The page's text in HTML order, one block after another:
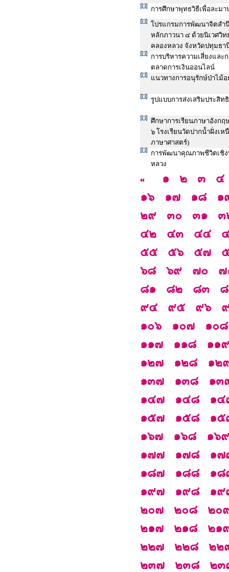
การศึกษาพุทธวิธีเพื่อละม
โปรแกรมการพัฒนาจิตสำ
หลักภาวนา ๔ ด้วยนิเวศวิ
คลองหลวง จังหวัดปทุมธ
การบริหารความเสี่ยงแล
ตลาดการเงินออนไลน์
แนวทางการอนุรักษ์ป่าไม้
รูปแบบการส่งเสริมประสิท
ศึกษาการเรียนภาษาอังก
๖ โรงเรียนวัดปากน้ำฝั่งเ
ภาษาศาสตร์)
การพัฒนาคุณภาพชีวิตเชิ
หลวง
๑ ๒ ๓
๔
๑๖
๑๗ ๑๘
๑
๒๙
๓๐ ๓๑
๓
๔๒
๔๓ ๔๔
๕๕
๕๖ ๕๗
๖๘
๖๙ ๗๐
๗
๘๑
๘๒ ๘๓
๙๔
๙๕ ๙๖
๑๐๖
๑๐๗
๑๐๘
๑๑๗
๑๑๘
๑๑๙
๑๒๗
๑๒๘
๑๒
๑๓๗
๑๓๘
๑๓
๑๔๗
๑๔๘
๑๔
๑๕๗
๑๕๘
๑๕
๑๖๗
๑๖๘
๑๖๙
๑๗๗
๑๗๘
๑๗
๑๘๗
๑๘๘
๑๘
๑๙๗
๑๙๘
๑๙
๒๐๗
๒๐๘
๒๐
๒๑๗
๒๑๘
๒๑
๒๒๗
๒๒๘
๒๒
๒๓๗
๒๓๘
๒๓